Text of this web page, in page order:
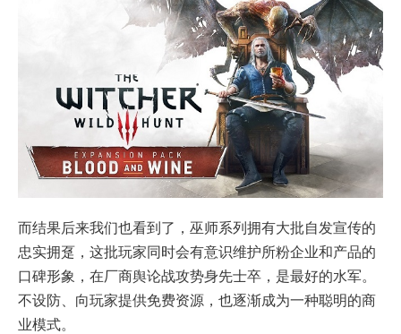
而结果后来我们也看到了，巫师系列拥有大批自发宣传的
忠实拥趸，这批玩家同时会有意识维护所粉企业和产品的
口碑形象，在厂商舆论战攻势身先士卒，是最好的水军。
不设防、向玩家提供免费资源，也逐渐成为一种聪明的商
业模式。